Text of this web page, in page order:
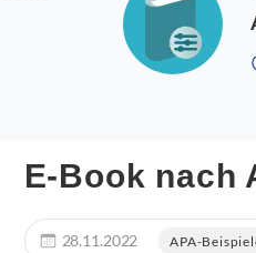
E-Book nach
28.11.2022 APA-